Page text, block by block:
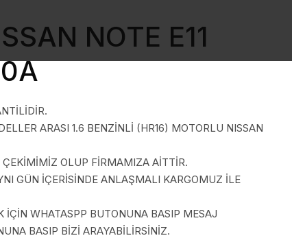
NOTE E11
ARASI 1.6 BENZİNLİ (HR16) MOTORLU NISSAN
OLUP FİRMAMIZA AİTTİR.
GÜN İÇERİSİNDE ANLAŞMALI KARGOMUZ İLE
İÇİN WHATASPP BUTONUNA BASIP MESAJ
BASIP BİZİ ARAYABİLİRSİNİZ.